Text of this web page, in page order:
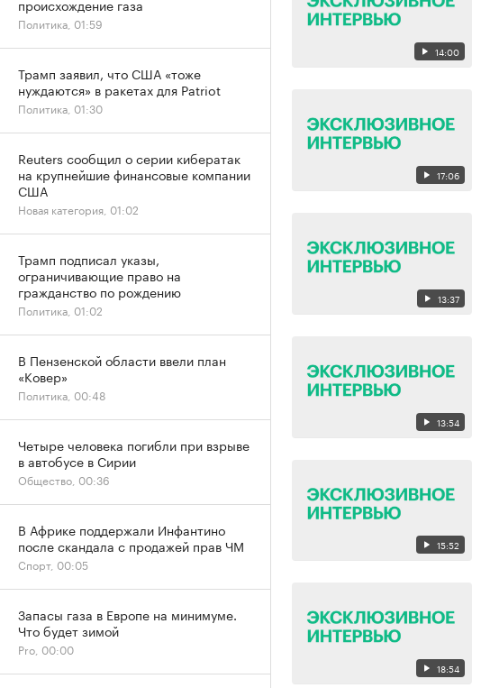
14:00
17:06
13:37
13:54
15:52
18:54
происхождение газа
Политика, 01:59
Трамп заявил, что США «тоже
нуждаются» в ракетах для Patriot
Политика, 01:30
Reuters сообщил о серии кибератак
на крупнейшие финансовые компании
США
Новая категория, 01:02
Трамп подписал указы,
ограничивающие право на
гражданство по рождению
Политика, 01:02
В Пензенской области ввели план
«Ковер»
Политика, 00:48
Четыре человека погибли при взрыве
в автобусе в Сирии
Общество, 00:36
В Африке поддержали Инфантино
после скандала с продажей прав ЧМ
Спорт, 00:05
Запасы газа в Европе на минимуме.
Что будет зимой
Pro, 00:00